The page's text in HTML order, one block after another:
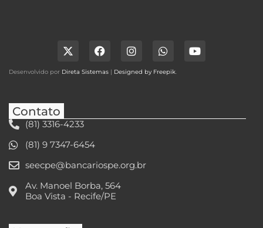
Desenvolvido por Direta Sistemas | Designed by Freepik.
Contato
(81) 3316-4233
(81) 9 7347-6454
seecpe@bancariospe.org.br
Av. Manoel Borba, 564
Boa Vista - Recife/PE